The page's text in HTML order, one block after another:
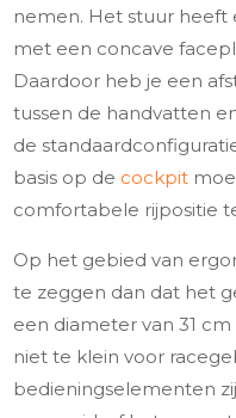
nemen. Het stuur heeft
met een concave
Daardoor heb je een
tussen de handvatten
de
basis op de cockpit
comfortabele rijpositie
Op het gebied van
te zeggen dan dat het
een diameter van 31
niet te klein voor
bedieningselementen